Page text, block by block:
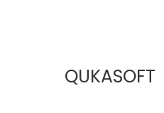
QUKASOFT